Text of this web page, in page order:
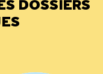
DOSSIERS